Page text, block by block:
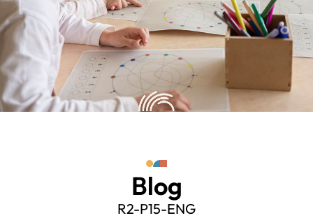
Blog
R2-P15-ENG